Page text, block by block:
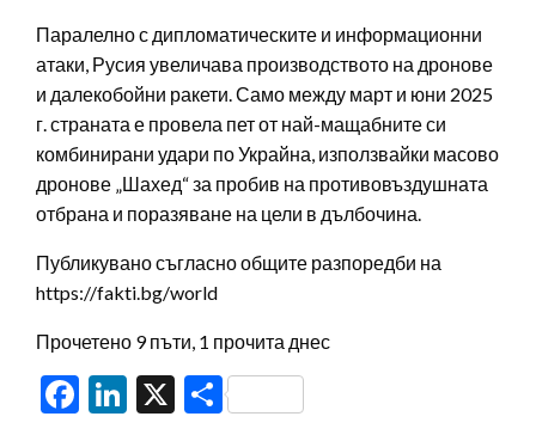
Паралелно с дипломатическите и информационни
атаки, Русия увеличава производството на дронове
и далекобойни ракети. Само между март и юни 2025
г. страната е провела пет от най-мащабните си
комбинирани удари по Украйна, използвайки масово
дронове „Шахед“ за пробив на противовъздушната
отбрана и поразяване на цели в дълбочина.
Публикувано съгласно общите разпоредби на
https://fakti.bg/world
Прочетено 9 пъти, 1 прочита днес
Facebook
LinkedIn
X Share